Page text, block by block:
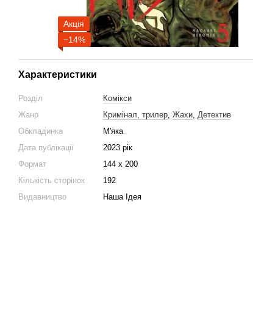
Акція
−14%
Характеристики
Розділ
Комікси
Жанр
Кримінал, трилер, Жахи, Детектив
Обкладинка
М'яка
Дата публікації
2023 рік
Формат
144 х 200
Кількість сторінок
192
Видавництво
Наша Ідея